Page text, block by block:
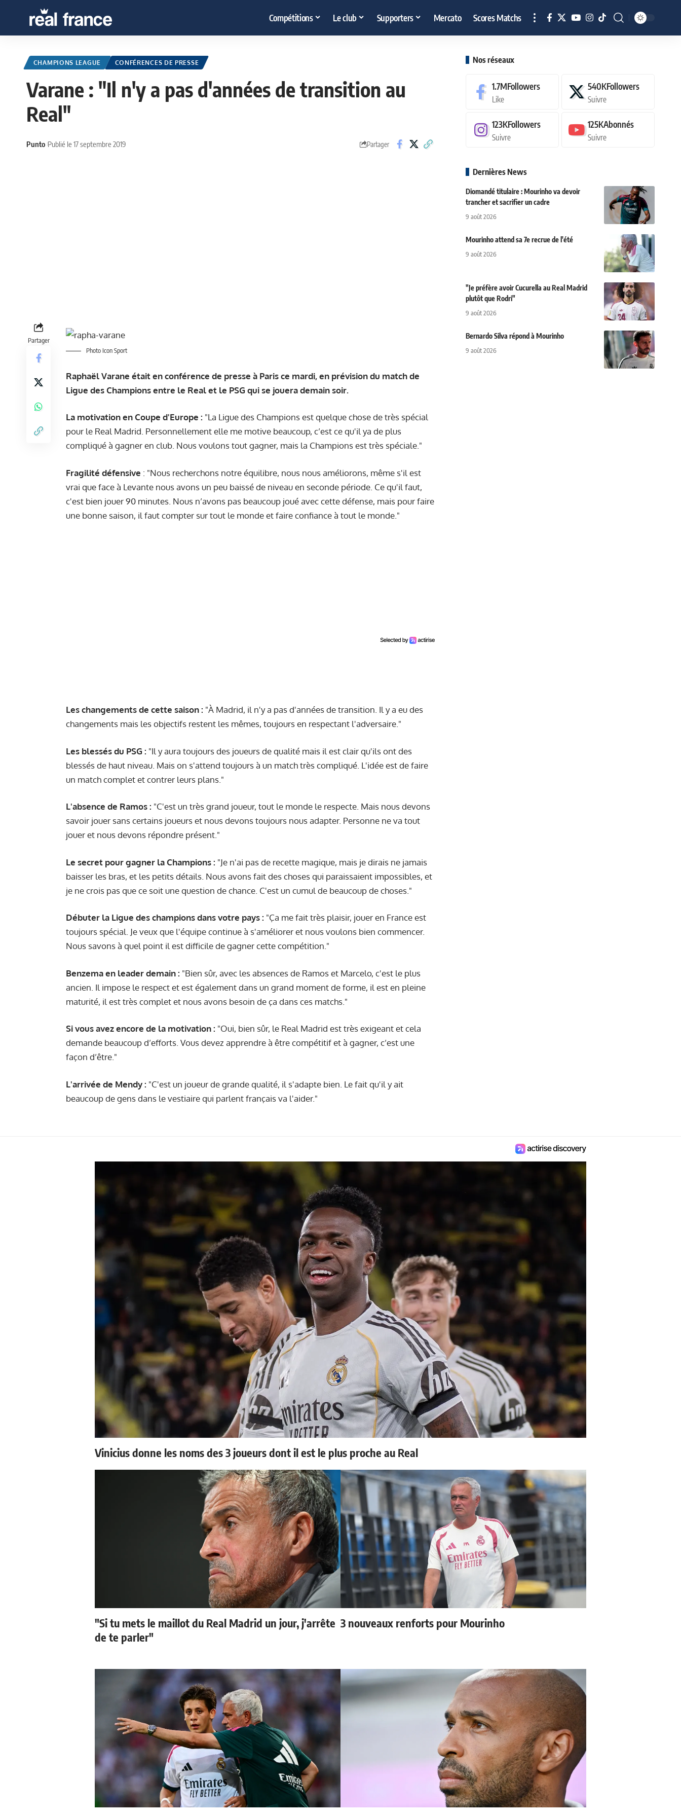
Compétitions Le club Supporters Mercato Scores Matchs
CHAMPIONS LEAGUE CONFÉRENCES DE PRESSE
Varane : "Il n'y a pas d'années de transition au
Real"
Punto Publié le 17 septembre 2019 Partager
Partager
Photo Icon Sport
Raphaël Varane était en conférence de presse à Paris ce mardi, en prévision du match de
Ligue des Champions entre le Real et le PSG qui se jouera demain soir.
La motivation en Coupe d'Europe : "La Ligue des Champions est quelque chose de très spécial
pour le Real Madrid. Personnellement elle me motive beaucoup, c’est ce qu'il ya de plus
compliqué à gagner en club. Nous voulons tout gagner, mais la Champions est très spéciale."
Fragilité défensive : "Nous recherchons notre équilibre, nous nous améliorons, même s'il est
vrai que face à Levante nous avons un peu baissé de niveau en seconde période. Ce qu'il faut,
c'est bien jouer 90 minutes. Nous n’avons pas beaucoup joué avec cette défense, mais pour faire
une bonne saison, il faut compter sur tout le monde et faire confiance à tout le monde."
Les changements de cette saison : "À Madrid, il n'y a pas d'années de transition. Il y a eu des
changements mais les objectifs restent les mêmes, toujours en respectant l'adversaire."
Les blessés du PSG : "Il y aura toujours des joueurs de qualité mais il est clair qu'ils ont des
blessés de haut niveau. Mais on s'attend toujours à un match très compliqué. L'idée est de faire
un match complet et contrer leurs plans."
L'absence de Ramos : "C'est un très grand joueur, tout le monde le respecte. Mais nous devons
savoir jouer sans certains joueurs et nous devons toujours nous adapter. Personne ne va tout
jouer et nous devons répondre présent."
Le secret pour gagner la Champions : "Je n'ai pas de recette magique, mais je dirais ne jamais
baisser les bras, et les petits détails. Nous avons fait des choses qui paraissaient impossibles, et
je ne crois pas que ce soit une question de chance. C'est un cumul de beaucoup de choses."
Débuter la Ligue des champions dans votre pays : "Ça me fait très plaisir, jouer en France est
toujours spécial. Je veux que l'équipe continue à s'améliorer et nous voulons bien commencer.
Nous savons à quel point il est difficile de gagner cette compétition."
Benzema en leader demain : "Bien sûr, avec les absences de Ramos et Marcelo, c'est le plus
ancien. Il impose le respect et est également dans un grand moment de forme, il est en pleine
maturité, il est très complet et nous avons besoin de ça dans ces matchs."
Si vous avez encore de la motivation : "Oui, bien sûr, le Real Madrid est très exigeant et cela
demande beaucoup d’efforts. Vous devez apprendre à être compétitif et à gagner, c’est une
façon d’être."
L'arrivée de Mendy : "C'est un joueur de grande qualité, il s'adapte bien. Le fait qu'il y ait
beaucoup de gens dans le vestiaire qui parlent français va l'aider."
Nos réseaux
1.7MFollowers
Like
540KFollowers
Suivre
123KFollowers
Suivre
125KAbonnés
Suivre
Dernières News
Diomandé titulaire : Mourinho va devoir
trancher et sacrifier un cadre
9 août 2026
Mourinho attend sa 7e recrue de l'été
9 août 2026
"Je préfère avoir Cucurella au Real Madrid
plutôt que Rodri"
9 août 2026
Bernardo Silva répond à Mourinho
9 août 2026
Vinicius donne les noms des 3 joueurs dont il est le plus proche au Real
"Si tu mets le maillot du Real Madrid un jour, j'arrête
de te parler"
3 nouveaux renforts pour Mourinho